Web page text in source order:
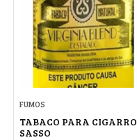
FUMOS
TABACO PARA CIGARRO
SASSO